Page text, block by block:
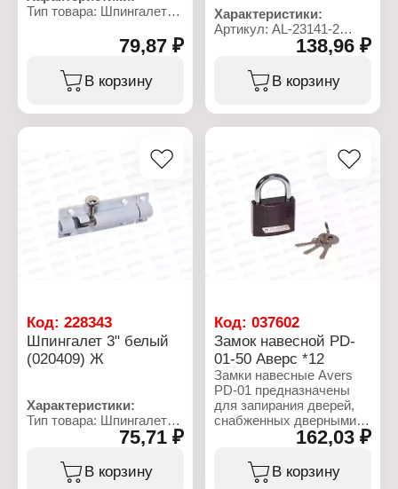
грубого механического
Современные навесные
замки – это надежные
устройства,
соответствующие самым
Торговая марка: DRON
Артикул: AL-23144-1
Модель: PD-01
Вид: навесной
Размер: 38 мм
Тип товара: Шпингалет
Материал: металл79,87 ₽
В корзину
Характеристики:
Артикул: AL-23141-2
Тип товара: Замок
Размер: 70 мм
Количество ключей в
138,96 ₽
В корзину
Код: 228343
Шпингалет 3" белый
(020409) Ж
Характеристики:
Тип товара: Шпингалет
Размер: 3" (76,2 мм)
Материал: металл
75,71 ₽
В корзину
Код:037602
Замок навесной PD-
01-50 Аверс *12
Замки навесные Avers
PD-01 предназначены
для запирания дверей,
снабженных дверными
проушинами. Материал
корпуса навесного замка
Avers — чугун, покрытый
антикоррозийным
162,03 ₽
В корзину